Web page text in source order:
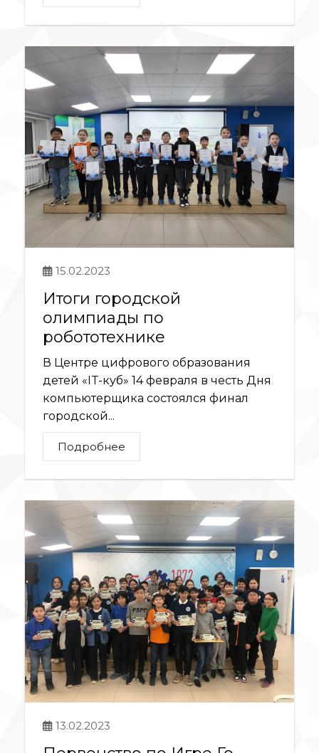
15.02.2023
Итоги городской
олимпиады по
робототехнике
В Центре цифрового образования
детей «IT-куб» 14 февраля в честь Дня
компьютерщика состоялся финал
городской...
Подробнее
13.02.2023